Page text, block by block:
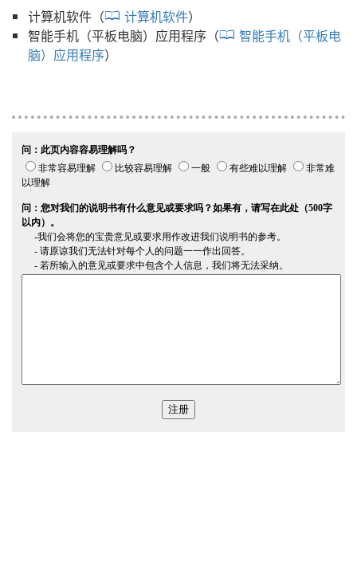
计算机软件（
计算机软件）
智能手机（平板电脑）应用程序（
智能手机（平板电
脑）应用程序）